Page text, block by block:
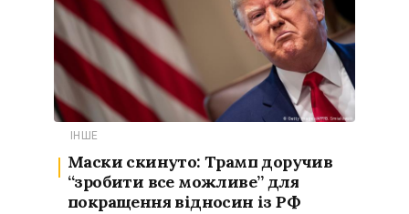
ІНШЕ
Маски скинуто: Трамп доручив
“зробити все можливе” для
покращення відносин із РФ